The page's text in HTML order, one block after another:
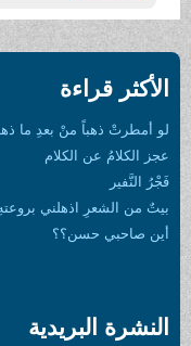
الأكثر قراءة
لو أمطرتْ ذهباً منْ بعدِ ما ذهبا
عجز الكلامُ عن الكلام
فَجْرُ النَّفير
بيتٌ من الشعرِ اذهلني بروعتهِ
أين صاحبي حسن؟؟
النشرة البريدية